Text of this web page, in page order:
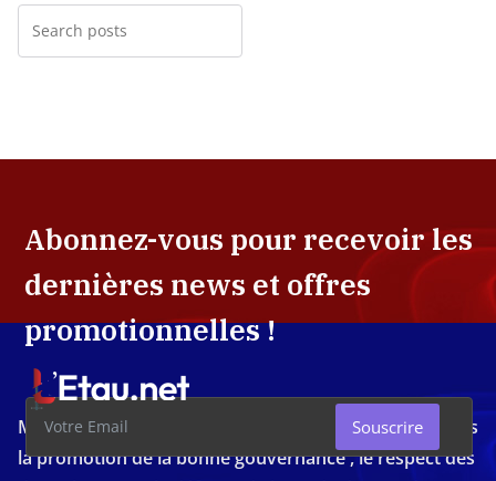
Abonnez-vous pour recevoir les
dernières news et offres
promotionnelles !
Souscrire
Média d'investigation ivoirien résolument engagé dans
la promotion de la bonne gouvernance , le respect des